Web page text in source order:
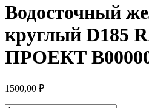
Водосточный
круглый D185
ПРОЕКТ
1500,00 ₽